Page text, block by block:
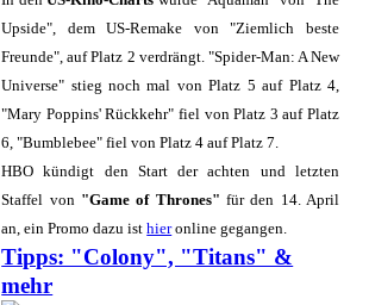
Upside", dem US-Remake von "Ziemlich beste
Freunde", auf Platz 2 verdrängt. "Spider-Man: A New
Universe" stieg noch mal von Platz 5 auf Platz 4,
"Mary Poppins' Rückkehr" fiel von Platz 3 auf Platz
6, "Bumblebee" fiel von Platz 4 auf Platz 7.
HBO kündigt den Start der achten und letzten
Staffel von "Game of Thrones" für den 14. April
an, ein Promo dazu isthieronline gegangen.
Tipps: "Colony", "Titans" &
mehr